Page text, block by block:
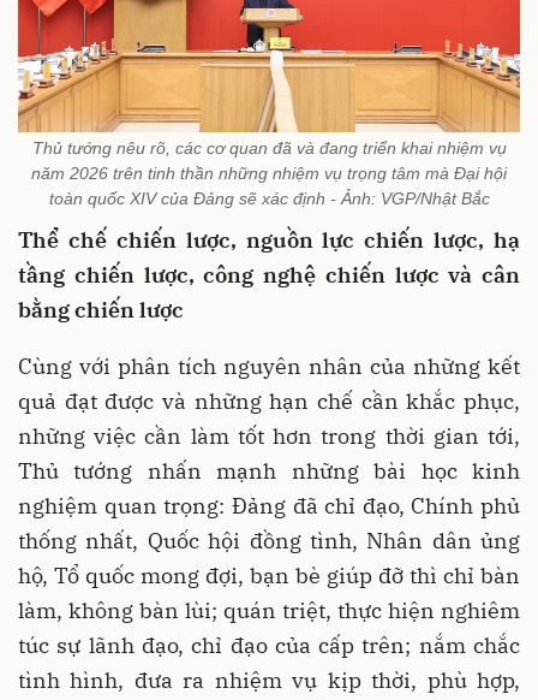
Thủ tướng nêu rõ, các cơ quan đã và đang triển khai nhiệm vụ
năm 2026 trên tinh thần những nhiệm vụ trọng tâm mà Đại hội
toàn quốc XIV của Đảng sẽ xác định - Ảnh: VGP/Nhật Bắc
Thể chế chiến lược, nguồn lực chiến lược, hạ
tầng chiến lược, công nghệ chiến lược và cân
bằng chiến lược
Cùng với phân tích nguyên nhân của những kết
quả đạt được và những hạn chế cần khắc phục,
những việc cần làm tốt hơn trong thời gian tới,
Thủ tướng nhấn mạnh những bài học kinh
nghiệm quan trọng: Đảng đã chỉ đạo, Chính phủ
thống nhất, Quốc hội đồng tình, Nhân dân ủng
hộ, Tổ quốc mong đợi, bạn bè giúp đỡ thì chỉ bàn
làm, không bàn lùi; quán triệt, thực hiện nghiêm
túc sự lãnh đạo, chỉ đạo của cấp trên; nắm chắc
tình hình, đưa ra nhiệm vụ kịp thời, phù hợp,